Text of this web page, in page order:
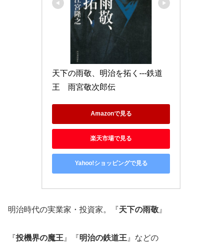
天下の雨敬、明治を拓く---鉄道
王　雨宮敬次郎伝
Amazonで見る
楽天市場で見る
Yahoo!ショッピングで見る
明治時代の実業家・投資家。『天下の雨敬 』
『投機界の魔王 』『明治の鉄道王 』などの